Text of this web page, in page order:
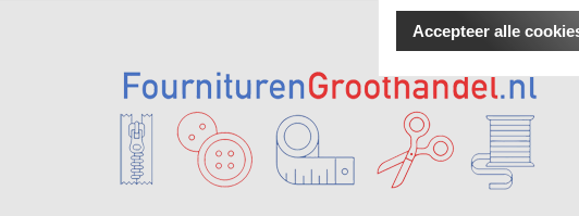
Accepteer alle